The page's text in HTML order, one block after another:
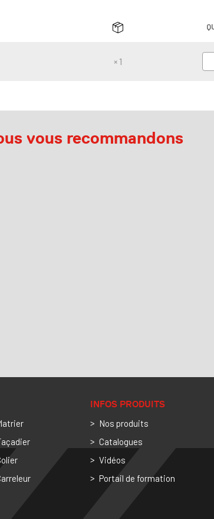
× 1
vous recommandons
INFOS PRODUITS
Nos produits
Catalogues
Vidéos
Portail de formation